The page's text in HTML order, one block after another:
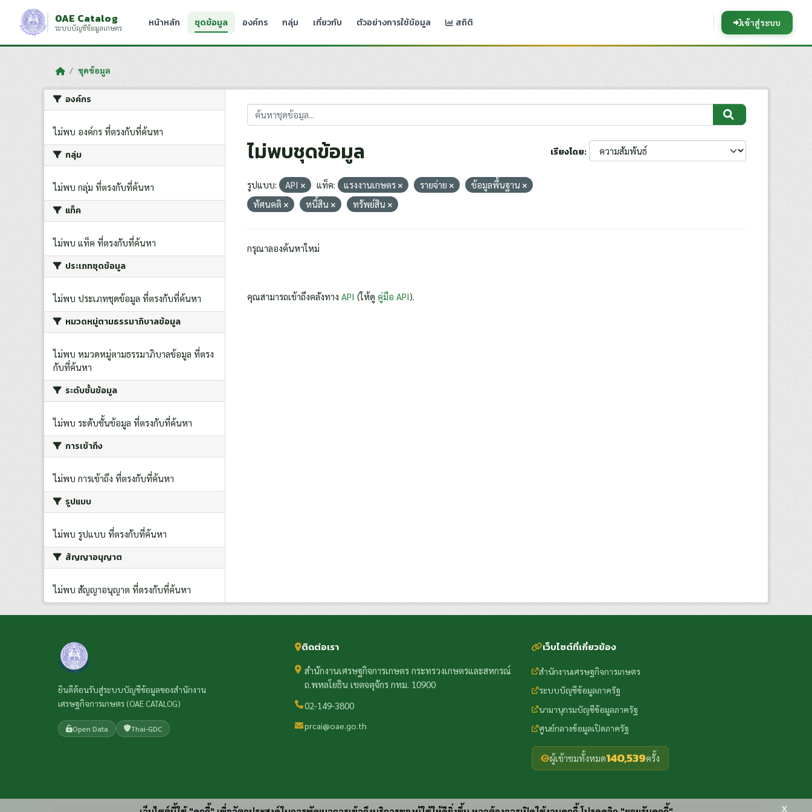
Skip to main content
OAE Catalog
ระบบบัญชีข้อมูลเกษตร หน้าหลัก ชุดข้อมูล องค์กร กลุ่ม เกี่ยวกับ ตัวอย่างการใช้ข้อมูล สถิติ เข้าสู่ระบบ
ชุดข้อมูล
องค์กร
ไม่พบ องค์กร ที่ตรงกับที่ค้นหา
กลุ่ม
ไม่พบ กลุ่ม ที่ตรงกับที่ค้นหา
แท็ค
ไม่พบ แท็ค ที่ตรงกับที่ค้นหา
ประเภทชุดข้อมูล
ไม่พบ ประเภทชุดข้อมูล ที่ตรงกับที่ค้นหา
หมวดหมู่ตามธรรมาภิบาลข้อมูล
ไม่พบ หมวดหมู่ตามธรรมาภิบาลข้อมูล ที่ตรง
กับที่ค้นหา
ระดับชั้นข้อมูล
ไม่พบ ระดับชั้นข้อมูล ที่ตรงกับที่ค้นหา
การเข้าถึง
ไม่พบ การเข้าถึง ที่ตรงกับที่ค้นหา
รูปแบบ
ไม่พบ รูปแบบ ที่ตรงกับที่ค้นหา
สัญญาอนุญาต
ไม่พบ สัญญาอนุญาต ที่ตรงกับที่ค้นหา
เรียงโดย
ไม่พบชุดข้อมูล
รูปแบบ: API แท็ค: แรงงานเกษตร รายจ่าย
ข้อมูลพื้นฐาน
ทัศนคติ
หนี้สิน ทรัพย์สิน
กรุณาลองค้นหาใหม่
คุณสามารถเข้าถึงคลังทาง API (ให้ดู คู่มือ API).
ยินดีต้อนรับสู่ระบบบัญชีข้อมูลของสำนักงาน
เศรษฐกิจการเกษตร (OAE CATALOG)
Open Data Thai-GDC
ติดต่อเรา
สำนักงานเศรษฐกิจการเกษตร กระทรวงเกษตรและสหกรณ์
ถ.พหลโยธิน เขตจตุจักร กทม. 10900
02-149-3800
prcai@oae.go.th
เว็บไซต์ที่เกี่ยวข้อง
สำนักงานเศรษฐกิจการเกษตร
ระบบบัญชีข้อมูลภาครัฐ
นามานุกรมบัญชีข้อมูลภาครัฐ
ศูนย์กลางข้อมูลเปิดภาครัฐ
ผู้เข้าชมทั้งหมด140,539ครั้ง
x